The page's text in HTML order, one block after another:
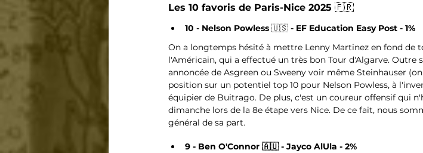
Les 10 favoris de Paris-Nice 2025 🇫🇷
10 - Nelson Powless 🇺🇸 - EF Education Easy Post - 1%
On a longtemps hésité à mettre Lenny Martinez en fond de
l'Américain, qui a effectué un très bon Tour d'Algarve. Outre
annoncée de Asgreen ou Sweeny voir même Steinhauser
position sur un potentiel top 10 pour Nelson Powless, à
équipier de Buitrago. De plus, c'est un coureur offensif qui
dimanche lors de la 8e étape vers Nice. De ce fait, nous
général de sa part.
9 - Ben O'Connor 🇦🇺 - Jayco AlUla - 2%